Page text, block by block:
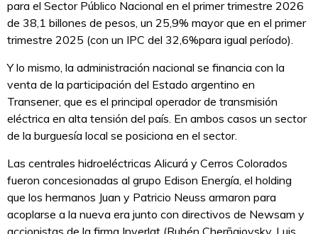
para el Sector Público Nacional en el primer trimestre 2026
de 38,1 billones de pesos, un 25,9% mayor que en el primer
trimestre 2025 (con un IPC del 32,6%para igual período).
Y lo mismo, la administración nacional se financia con la
venta de la participación del Estado argentino en
Transener, que es el principal operador de transmisión
eléctrica en alta tensión del país. En ambos casos un sector
de la burguesía local se posiciona en el sector.
Las centrales hidroeléctricas Alicurá y Cerros Colorados
fueron concesionadas al grupo Edison Energía, el holding
que los hermanos Juan y Patricio Neuss armaron para
acoplarse a la nueva era junto con directivos de Newsam y
accionistas de la firma Inverlat (Rubén Cherñajovsky, Luis